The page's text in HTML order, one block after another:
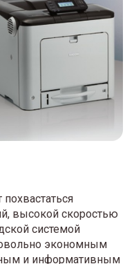
высокой скоростью
системой
экономным
и информативным